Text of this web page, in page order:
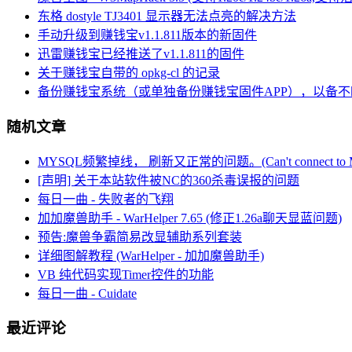
东格 dostyle TJ3401 显示器无法点亮的解决方法
手动升级到赚钱宝v1.1.811版本的新固件
迅雷赚钱宝已经推送了v1.1.811的固件
关于赚钱宝自带的 opkg-cl 的记录
备份赚钱宝系统（或单独备份赚钱宝固件APP），以备
随机文章
MYSQL频繁掉线， 刷新又正常的问题。(Can't connect to
[声明] 关于本站软件被NC的360杀毒误报的问题
每日一曲 - 失败者的飞翔
加加魔兽助手 - WarHelper 7.65 (修正1.26a聊天显蓝问题)
预告:魔兽争霸简易改显辅助系列套装
详细图解教程 (WarHelper - 加加魔兽助手)
VB 纯代码实现Timer控件的功能
每日一曲 - Cuidate
最近评论